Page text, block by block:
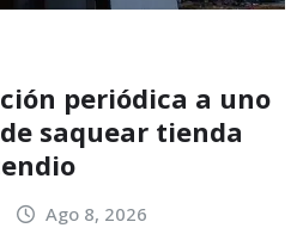
periódica a uno
saquear tienda
Ago 8, 2026